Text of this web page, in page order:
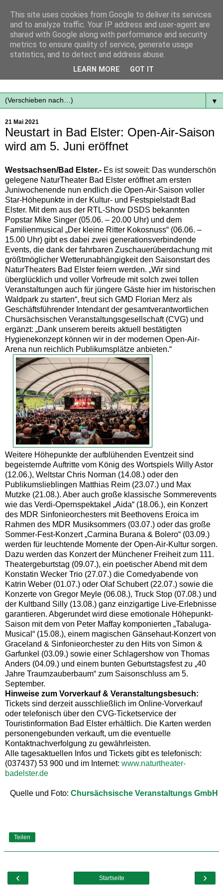
Mit frischen Themen aus der Region immer auf dem
▼
21 Mai 2021
Neustart in Bad Elster: Open-Air-Saison
wird am 5. Juni eröffnet
Westsachsen/Bad Elster.- Es ist soweit: Das wunderschön
gelegene NaturTheater Bad Elster eröffnet am ersten
Juniwochenende nun endlich die Open-Air-Saison voller
Star-Höhepunkte in der Kultur- und Festspielstadt Bad
Elster. Mit dem aus der RTL-Show DSDS bekannten
Popstar Mike Singer (05.06. – 20.00 Uhr) und dem
Familienmusical „Der kleine Ritter Kokosnuss“ (06.06. –
15.00 Uhr) gibt es dabei zwei generationsverbindende
Events, die dank der fahrbaren Zuschauerüberdachung mit
größtmöglicher Wetterunabhängigkeit den Saisonstart des
NaturTheaters Bad Elster feiern werden. „Wir sind
überglücklich und voller Vorfreude mit solch zwei tollen
Veranstaltungen auch für jüngere Gäste hier im historischen
Waldpark zu starten“, freut sich GMD Florian Merz als
Geschäftsführender Intendant der gesamtverantwortlichen
Chursächsischen Veranstaltungsgesellschaft (CVG) und
ergänzt: „Dank unserem bereits aktuell bestätigten
Hygienekonzept können wir in der modernen Open-Air-
Arena nun reichlich Publikumsplätze anbieten.“
Weitere Höhepunkte der aufblühenden Eventzeit sind
begeisternde Auftritte vom König des Wortspiels Willy Astor
(12.06.), Weltstar Chris Norman (14.08.) oder den
Publikumslieblingen Matthias Reim (23.07.) und Max
Mutzke (21.08.). Aber auch große klassische Sommerevents
wie das Verdi-Opernspektakel „Aida“ (18.06.), ein Konzert
des MDR Sinfonieorchesters mit Beethovens Eroica im
Rahmen des MDR Musiksommers (03.07.) oder das große
Sommer-Fest-Konzert „Carmina Burana & Bolero“ (03.09.)
werden für leuchtende Momente der Open-Air-Kultur sorgen.
Dazu werden das Konzert der Münchener Freiheit zum 111.
Theatergeburtstag (09.07.), ein poetischer Abend mit dem
Konstatin Wecker Trio (27.07.) die Comedyabende von
Katrin Weber (01.07.) oder Olaf Schubert (22.07.) sowie die
Konzerte von Gregor Meyle (06.08.), Truck Stop (07.08.) und
der Kultband Silly (13.08.) ganz einzigartige Live-Erlebnisse
garantieren. Abgerundet wird diese emotionale Höhepunkt-
Saison mit dem von Peter Maffay komponierten „Tabaluga-
Musical“ (15.08.), einem magischen Gänsehaut-Konzert von
Graceland & Sinfonieorchester zu den Hits von Simon &
Garfunkel (03.09.) sowie einer Schlagershow von Thomas
Anders (04.09.) und einem bunten Geburtstagsfest zu „40
Jahre Traumzauberbaum“ zum Saisonschluss am 5.
September.
Hinweise zum Vorverkauf & Veranstaltungsbesuch:
Tickets sind derzeit ausschließlich im Online-Vorverkauf
oder telefonisch über den CVG-Ticketservice der
Touristinformation Bad Elster erhältlich. Die Karten werden
personengebunden verkauft, um die eventuelle
Kontaktnachverfolgung zu gewährleisten.
Alle tagesaktuellen Infos und Tickets gibt es telefonisch:
(037437) 53 900 und im Internet: www.naturtheater-
badelster.de
Quelle und Foto: Chursächsische Veranstaltungs GmbH
Teilen
‹ ›
Startseite
This site uses cookies from Google to deliver its services
and to analyze traffic. Your IP address and user-agent are
shared with Google along with performance and security
metrics to ensure quality of service, generate usage
statistics, and to detect and address abuse.
LEARN MORE GOT IT